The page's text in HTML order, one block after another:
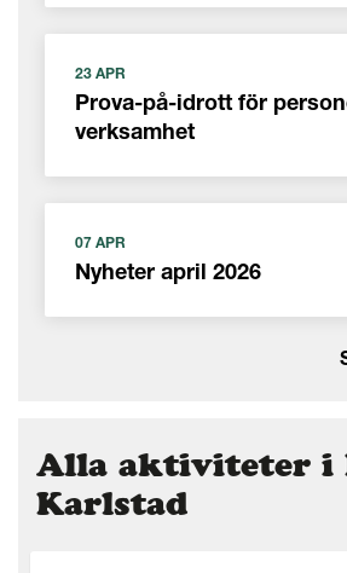
23 APR
Prova-på-idrott för
verksamhet
07 APR
Nyheter april 2026
Alla aktiviteter i
Karlstad